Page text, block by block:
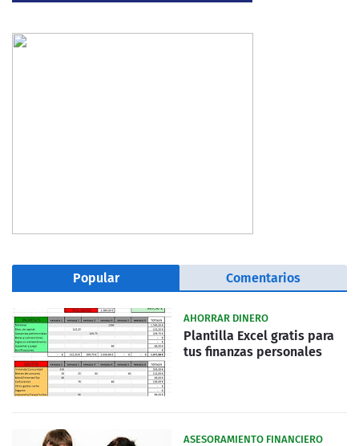
Popular Comentarios
AHORRAR DINERO
Plantilla Excel gratis para
tus finanzas personales
ASESORAMIENTO FINANCIERO